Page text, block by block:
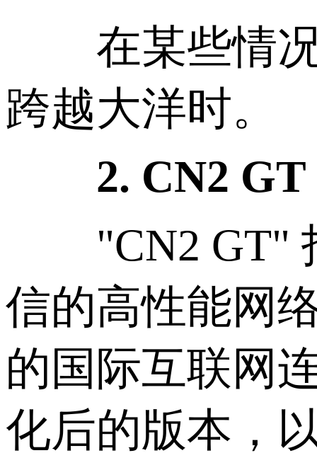
在某些情况
跨越大洋时。
2. CN2 GT
"CN2 GT" 指
信的高性能网
的国际互联网
化后的版本，